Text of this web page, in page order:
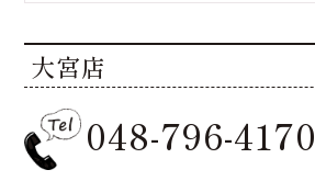
大宮店
048-796-4170